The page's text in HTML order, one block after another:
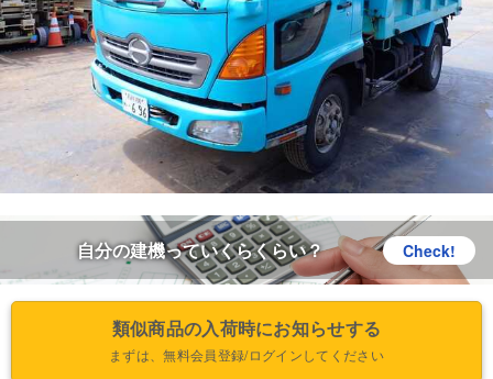
自分の建機っていくらくらい？ Check!
類似商品の入荷時にお知らせする
まずは、無料会員登録/ログインしてください